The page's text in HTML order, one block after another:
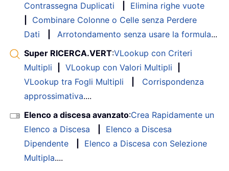
Contrassegna Duplicati
Elimina righe vuote
Combinare Colonne o Celle senza Perdere
Dati
Arrotondamento senza usare la formula...
Super RICERCA.VERT:VLookup con Criteri
Multipli
VLookup con Valori Multipli
VLookup tra Fogli Multipli
Corrispondenza
approssimativa....
Elenco a discesa avanzato:Crea Rapidamente un
Elenco a Discesa
Elenco a Discesa
Dipendente
Elenco a Discesa con Selezione
Multipla....